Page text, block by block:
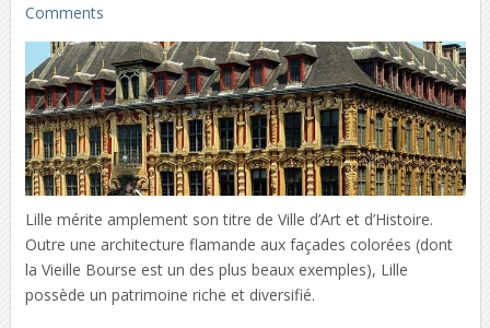
Comments
Lille mérite amplement son titre de Ville d’Art et d’Histoire.
Outre une architecture flamande aux façades colorées (dont
la Vieille Bourse est un des plus beaux exemples), Lille
possède un patrimoine riche et diversifié.